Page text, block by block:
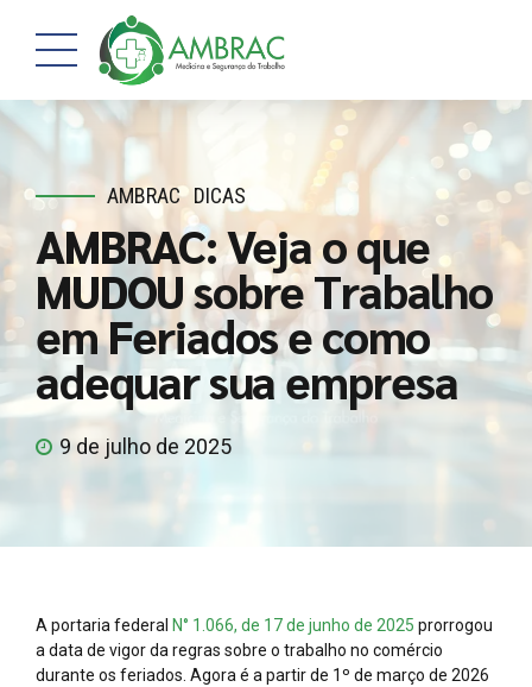
AMBRAC DICAS
AMBRAC: Veja o que
MUDOU sobre Trabalho
em Feriados e como
adequar sua empresa
9 de julho de 2025
A portaria federal N° 1.066, de 17 de junho de 2025 prorrogou
a data de vigor da regras sobre o trabalho no comércio
durante os feriados. Agora é a partir de 1º de março de 2026